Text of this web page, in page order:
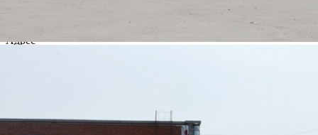
Адрес
Предлагается